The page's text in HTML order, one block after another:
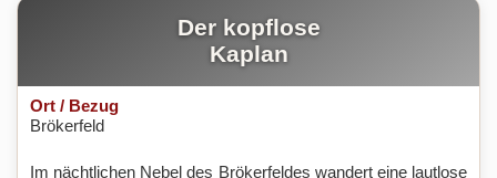
Der kopflose
Kaplan
Ort / Bezug
Brökerfeld
Im nächtlichen Nebel des Brökerfeldes wandert eine lautlose